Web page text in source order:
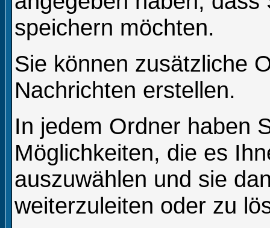
speichern möchten.
Sie können zusätzliche
Nachrichten erstellen.
In jedem Ordner haben
Möglichkeiten, die es
auszuwählen und sie
weiterzuleiten oder zu